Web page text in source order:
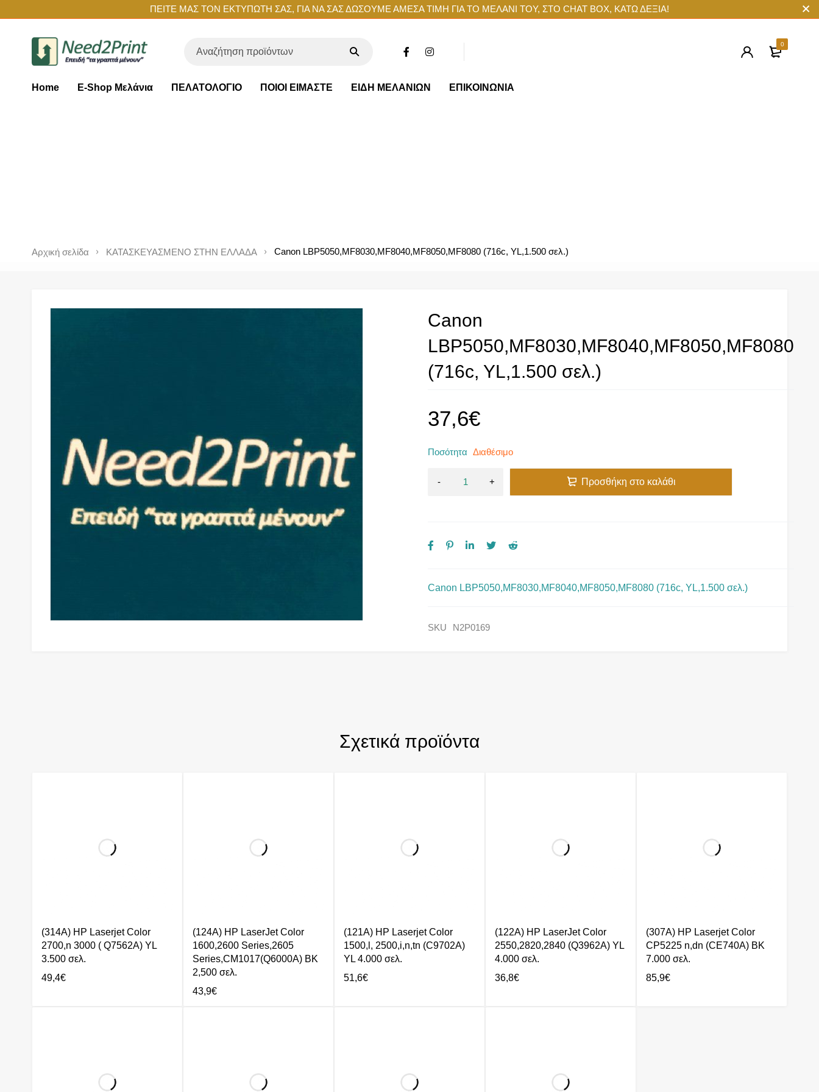
ΠΕΙΤΕ ΜΑΣ ΤΟΝ ΕΚΤΥΠΩΤΗ ΣΑΣ, ΓΙΑ ΝΑ ΣΑΣ ΔΩΣΟΥΜΕ ΑΜΕΣΑ ΤΙΜΗ ΓΙΑ ΤΟ ΜΕΛΑΝΙ ΤΟΥ, ΣΤΟ CHAT BOX, ΚΑΤΩ ΔΕΞΙΑ!
0
Home E-Shop Μελάνια ΠΕΛΑΤΟΛΟΓΙΟ ΠΟΙΟΙ ΕΙΜΑΣΤΕ ΕΙΔΗ ΜΕΛΑΝΙΩΝ ΕΠΙΚΟΙΝΩΝΙΑ
Αρχική σελίδα ΚΑΤΑΣΚΕΥΑΣΜΕΝΟ ΣΤΗΝ ΕΛΛΑΔΑ Canon LBP5050,MF8030,MF8040,MF8050,MF8080 (716c, YL,1.500 σελ.)
Canon
LBP5050,MF8030,MF8040,MF8050,MF8080
(716c, YL,1.500 σελ.)
Canon LBP5050,MF8030,MF8040,MF8050,MF8080 (716c, YL,1.500 σελ.)
37,6€
Ποσότητα Διαθέσιμο
Προσθήκη στο καλάθι
SKU N2P0169
Σχετικά προϊόντα
(314A) HP Laserjet Color
2700,n 3000 ( Q7562A) YL
3.500 σελ.
49,4€
(124A) HP LaserJet Color
1600,2600 Series,2605
Series,CM1017(Q6000A) BK
2,500 σελ.
43,9€
(121A) HP Laserjet Color
1500,l, 2500,i,n,tn (C9702A)
YL 4.000 σελ.
51,6€
(122A) HP LaserJet Color
2550,2820,2840 (Q3962A) YL
4.000 σελ.
36,8€
(307A) HP Laserjet Color
CP5225 n,dn (CE740A) BK
7.000 σελ.
85,9€